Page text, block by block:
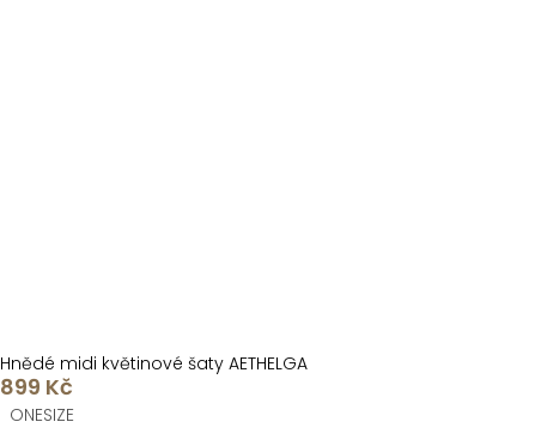
Hnědé midi květinové šaty AETHELGA
899 Kč
ONESIZE